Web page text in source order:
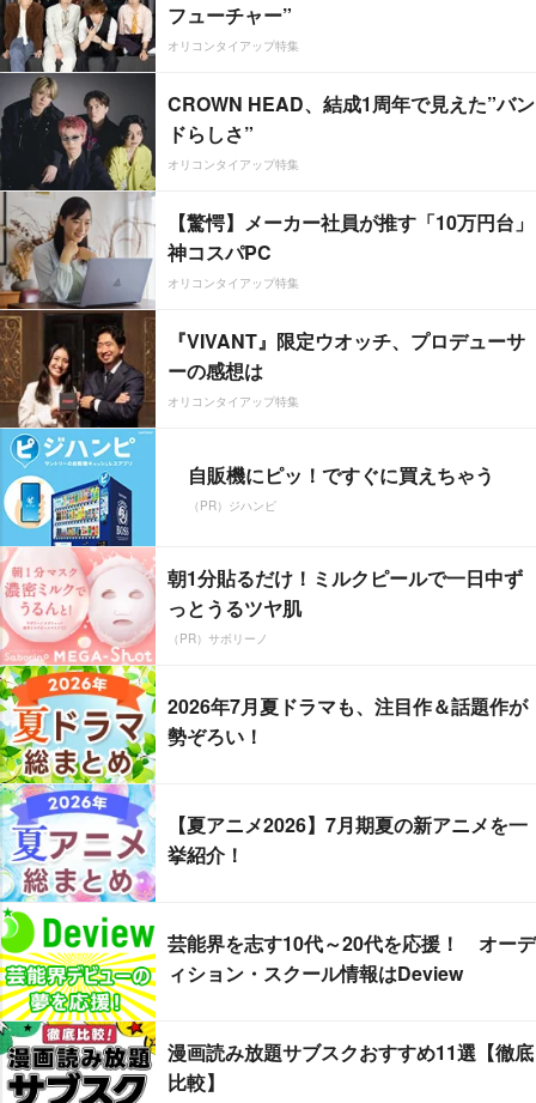
フューチャー”
オリコンタイアップ特集
CROWN HEAD、結成1周年で見えた”バン
ドらしさ”
オリコンタイアップ特集
【驚愕】メーカー社員が推す「10万円台」
神コスパPC
オリコンタイアップ特集
『VIVANT』限定ウオッチ、プロデューサ
ーの感想は
オリコンタイアップ特集
自販機にピッ！ですぐに買えちゃう
（PR）ジハンピ
朝1分貼るだけ！ミルクピールで一日中ず
っとうるツヤ肌
（PR）サボリーノ
2026年7月夏ドラマも、注目作＆話題作が
勢ぞろい！
【夏アニメ2026】7月期夏の新アニメを一
挙紹介！
芸能界を志す10代～20代を応援！ オーデ
ィション・スクール情報はDeview
漫画読み放題サブスクおすすめ11選【徹底
比較】